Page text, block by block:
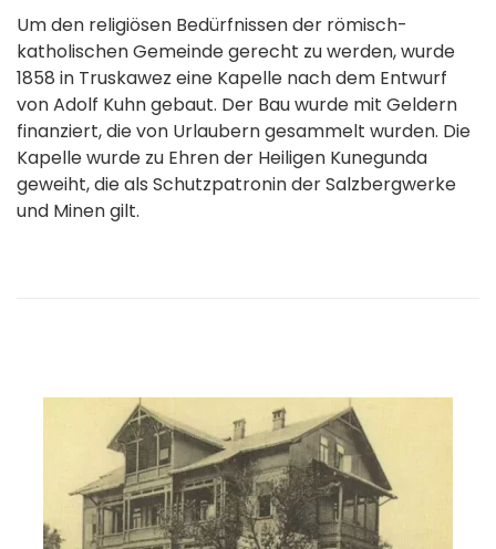
Um den religiösen Bedürfnissen der römisch-
katholischen Gemeinde gerecht zu werden, wurde
1858 in Truskawez eine Kapelle nach dem Entwurf
von Adolf Kuhn gebaut. Der Bau wurde mit Geldern
finanziert, die von Urlaubern gesammelt wurden. Die
Kapelle wurde zu Ehren der Heiligen Kunegunda
geweiht, die als Schutzpatronin der Salzbergwerke
und Minen gilt.